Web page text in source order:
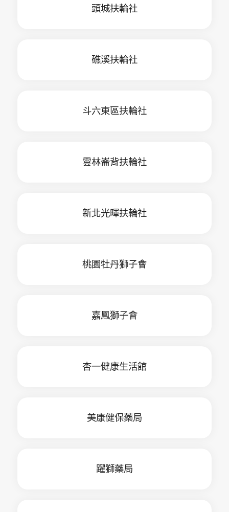
頭城扶輪社
礁溪扶輪社
斗六東區扶輪社
雲林崙背扶輪社
新北光暉扶輪社
桃園牡丹獅子會
嘉鳳獅子會
杏一健康生活館
美康健保藥局
躍獅藥局